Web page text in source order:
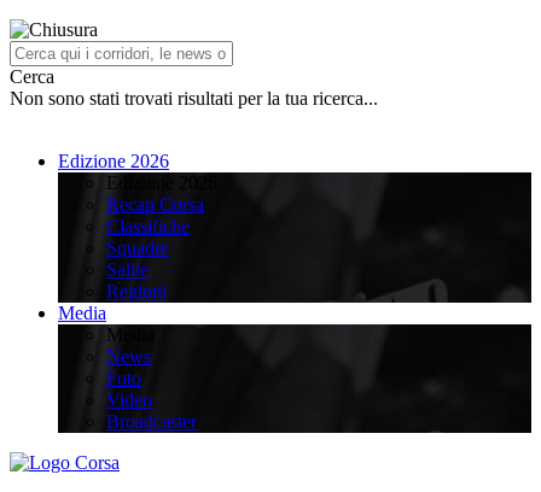
Cerca
Non sono stati trovati risultati per la tua ricerca...
Edizione 2026
Edizione 2026
Recap Corsa
Classifiche
Squadre
Salite
Regioni
Media
Media
News
Foto
Video
Broadcaster